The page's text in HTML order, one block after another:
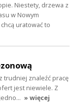
Niestety, drzewa z
w Nowym
uratować to
trudniej znaleźć pracę
jest niewiele. Z
» więcej